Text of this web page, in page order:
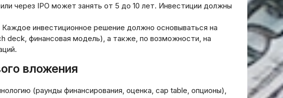
через IPO может занять от 5 до 10 лет. Инвестиции должны
Каждое инвестиционное решение должно основываться на
deck, финансовая модель), а также, по возможности, на
вложения
(раунды финансирования, оценка, cap table, опционы),